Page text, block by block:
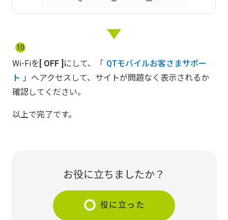
10
Wi-Fiを OFF にして、「 QTモバイルお客さまサポー
ト 」へアクセスして、サイトが問題なく表示されるか
確認してください。
以上で完了です。
お役に立ちましたか？
役に立った